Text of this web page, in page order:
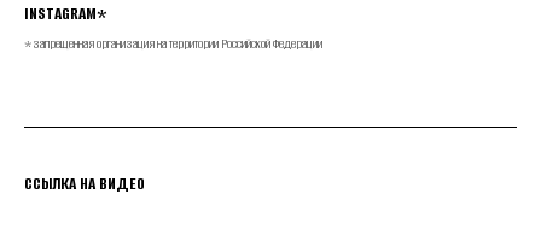
INSTAGRAM*
*запрещенная организация на территории Российской Федерации
ССЫЛКА НА ВИДЕО